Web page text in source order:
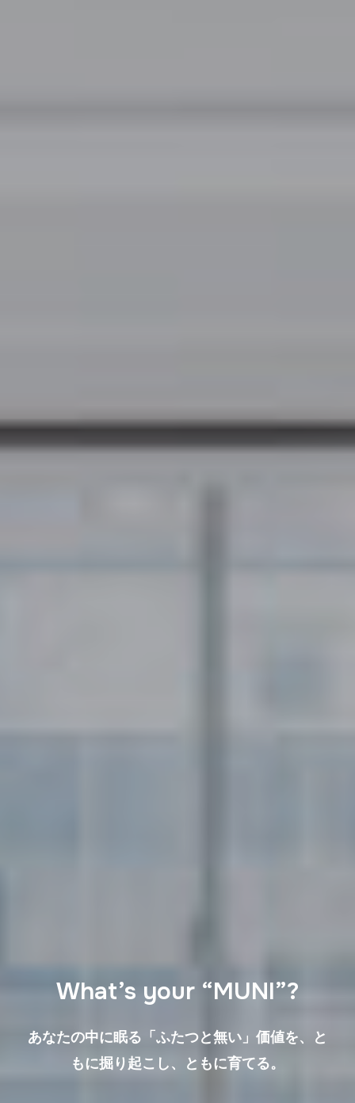
What’s your “MUNI”?
あなたの中に眠る「ふたつと無い」価値を、と
もに掘り起こし、ともに育てる。